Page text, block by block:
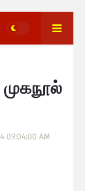
முகநூல்
09:04:00 AM